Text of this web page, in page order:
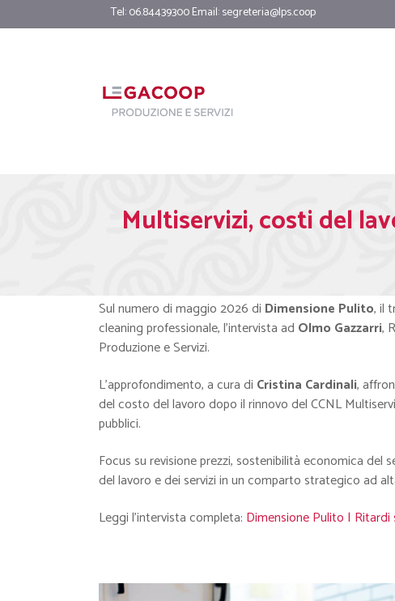
Tel: 06.84439300 Email:segreteria@lps.coop
Multiservizi, costi del
Sul numero di maggio 2026 di Dimensione Pulito, il
cleaning professionale, l’intervista ad Olmo Gazzarri,
Produzione e Servizi.
L’approfondimento, a cura di Cristina Cardinali,
del costo del lavoro dopo il rinnovo del CCNL
pubblici.
Focus su revisione prezzi, sostenibilità economica
del lavoro e dei servizi in un comparto strategico ad
Leggi l’intervista completa: Dimensione Pulito |